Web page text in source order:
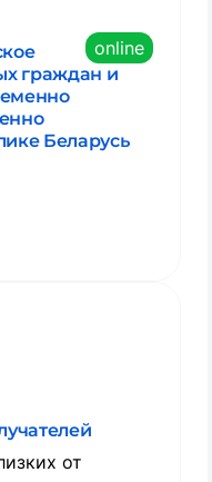
online
граждан и
Беларусь
от